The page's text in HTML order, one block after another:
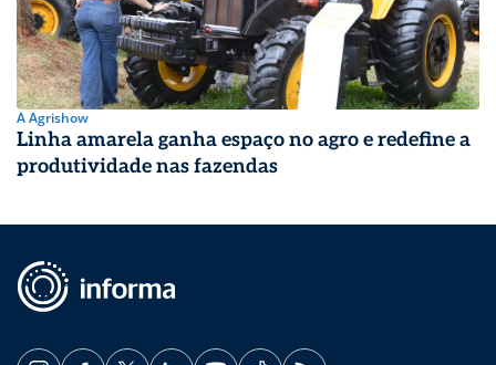
A Agrishow
Linha amarela ganha espaço no agro e redefine a
produtividade nas fazendas